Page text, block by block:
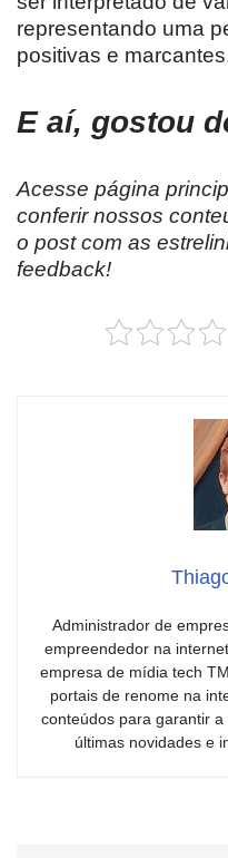
representando uma
positivas e
E aí, gostou
Acesse página
conferir nossos
o post com as
feedback!
Administrador de
empreendedor na
empresa de mídia tech
portais de renome na
conteúdos para garantir
últimas novidades e